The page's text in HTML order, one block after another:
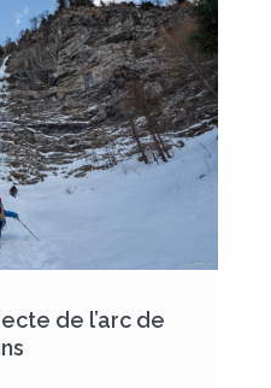
de l’arc de